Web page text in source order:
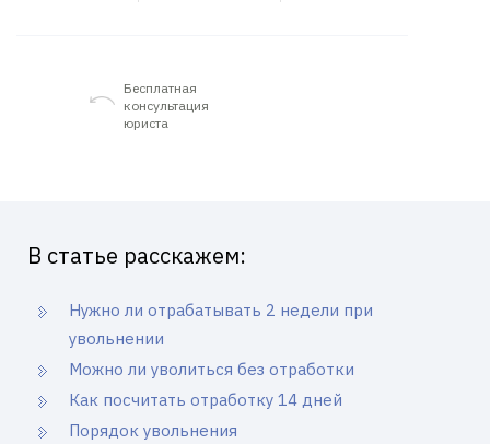
Бесплатная
консультация
юриста
В статье расскажем:
Нужно ли отрабатывать 2 недели при
увольнении
Можно ли уволиться без отработки
Как посчитать отработку 14 дней
Порядок увольнения